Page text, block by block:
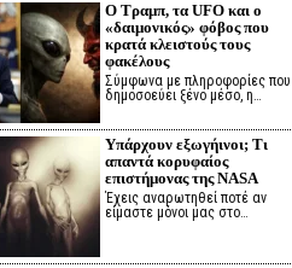
Ο Τραμπ, τα UFO και ο
«δαιμονικός» φόβος που
κρατά κλειστούς τους
φακέλους
Σύμφωνα με πληροφορίες που
δημοσοεύει ξένο μέσο, η…
Υπάρχουν εξωγήινοι; Τι
απαντά κορυφαίος
επιστήμονας της NASA
Έχεις αναρωτηθεί ποτέ αν
είμαστε μόνοι μας στο…